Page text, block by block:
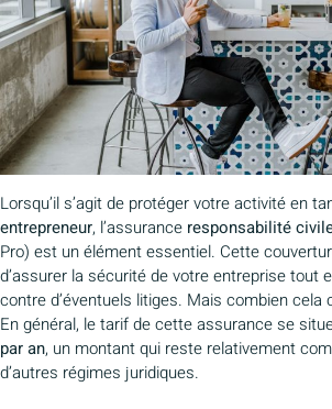
Lorsqu’il s’agit de protéger votre activité en
entrepreneur, l’assurance responsabilité
Pro) est un élément essentiel. Cette
d’assurer la sécurité de votre entreprise tout
contre d’éventuels litiges. Mais combien cela
En général, le tarif de cette assurance se
par an, un montant qui reste relativement
d’autres régimes juridiques.